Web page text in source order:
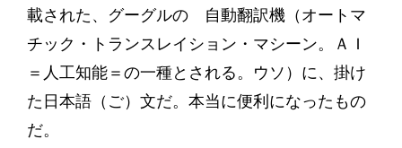
載された、グーグルの 自動翻訳機（オートマ
チック・トランスレイション・マシーン。ＡＩ
＝人工知能＝の一種とされる。ウソ）に、掛け
た日本語（ご）文だ。本当に便利になったもの
だ。